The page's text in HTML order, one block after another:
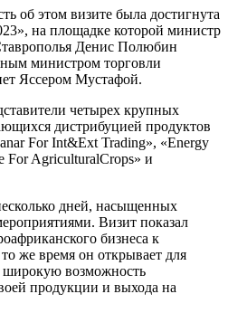
об этом визите была достигнута
на площадке которой министр
Денис Полюбин
министром торговли
Яссером Мустафой.
четырех крупных
дистрибуцией продуктов
For Int&Ext Trading», «Energy
For AgriculturalCrops» и
дней, насыщенных
Визит показал
бизнеса к
же время он открывает для
широкую возможность
продукции и выхода на